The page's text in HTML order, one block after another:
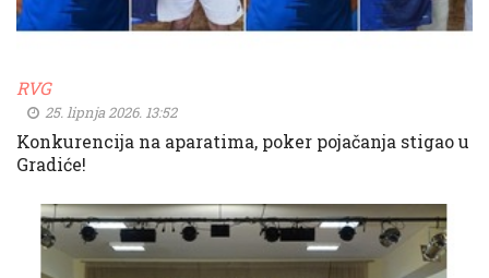
RVG
25. lipnja 2026. 13:52
Konkurencija na aparatima, poker pojačanja stigao u
Gradiće!